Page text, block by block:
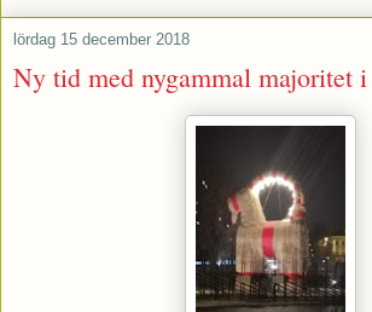
lördag 15 december 2018
Ny tid med nygammal majoritet